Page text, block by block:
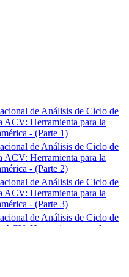
de Análisis de Ciclo de
ACV: Herramienta para la
- (Parte 1)
de Análisis de Ciclo de
ACV: Herramienta para la
- (Parte 2)
de Análisis de Ciclo de
ACV: Herramienta para la
- (Parte 3)
de Análisis de Ciclo de
Herramienta para la
- (Parte 5)